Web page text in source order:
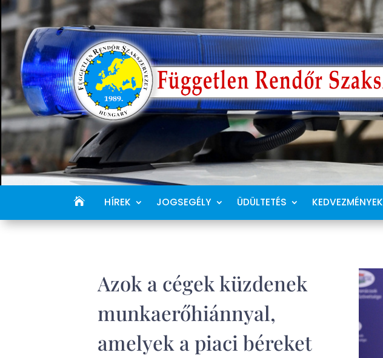
HÍREK JOGSEGÉLY ÜDÜLTETÉS KEDVEZMÉNYEK
Azok a cégek küzdenek
munkaerőhiánnyal,
amelyek a piaci béreket